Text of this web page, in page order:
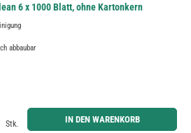
6 x 1000 Blatt, ohne Kartonkern
abbaubar
Wert ein oder benutze die Schaltflächen um die Anzahl zu
Stk. IN DEN WARENKORB